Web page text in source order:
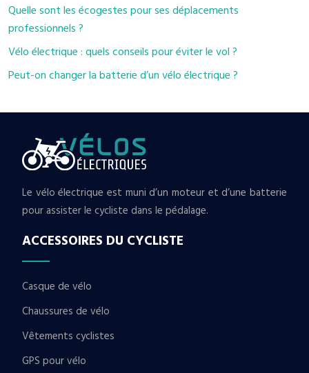
Quelle sont les écogestes pour ses déplacements
professionnels ?
Vélo électrique : quels conseils pour éviter le vol ?
Peut-on changer la batterie d’un vélo électrique ?
Le vélo électrique est muni d’un moteur et d’une batterie
pour assister le cycliste dans le pédalage.
ACCESSOIRES DU CYCLISTE
Casque de vélo
Chaussures de vélo
Vêtements cyclistes
GPS pour vélo